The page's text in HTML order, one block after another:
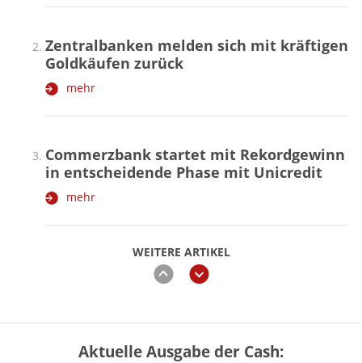
WEITERE ARTIKEL
zurückweiter
Zentralbanken melden sich mit kräftigen
Goldkäufen zurück
mehr
Commerzbank startet mit Rekordgewinn
in entscheidende Phase mit Unicredit
mehr
„Jung kauft Alt“ 2026: Neue Förderung im
Aktuelle Ausgabe der Cash: